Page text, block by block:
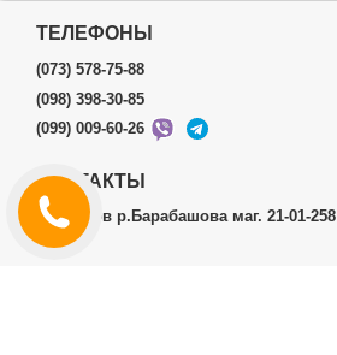
ТЕЛЕФОНЫ
(073) 578-75-88
(098) 398-30-85
(099) 009-60-26
КОНТАКТЫ
г.Харьков р.Барабашова маг. 21-01-258